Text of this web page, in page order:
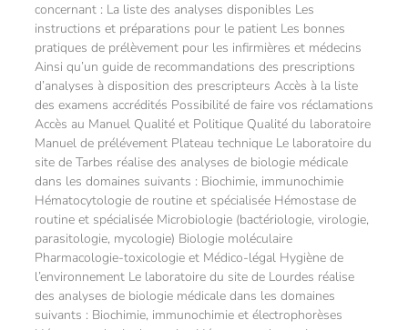
concernant : La liste des analyses disponibles Les
instructions et préparations pour le patient Les bonnes
pratiques de prélèvement pour les infirmières et médecins
Ainsi qu’un guide de recommandations des prescriptions
d’analyses à disposition des prescripteurs Accès à la liste
des examens accrédités Possibilité de faire vos réclamations
Accès au Manuel Qualité et Politique Qualité du laboratoire
Manuel de prélévement Plateau technique Le laboratoire du
site de Tarbes réalise des analyses de biologie médicale
dans les domaines suivants : Biochimie, immunochimie
Hématocytologie de routine et spécialisée Hémostase de
routine et spécialisée Microbiologie (bactériologie, virologie,
parasitologie, mycologie) Biologie moléculaire
Pharmacologie-toxicologie et Médico-légal Hygiène de
l’environnement Le laboratoire du site de Lourdes réalise
des analyses de biologie médicale dans les domaines
suivants : Biochimie, immunochimie et électrophorèses